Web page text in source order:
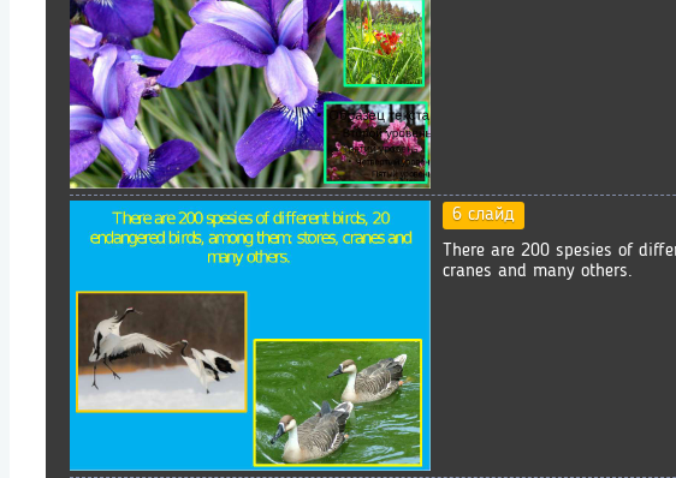
6 слайд
There are 200 spesies of
cranes and many others.